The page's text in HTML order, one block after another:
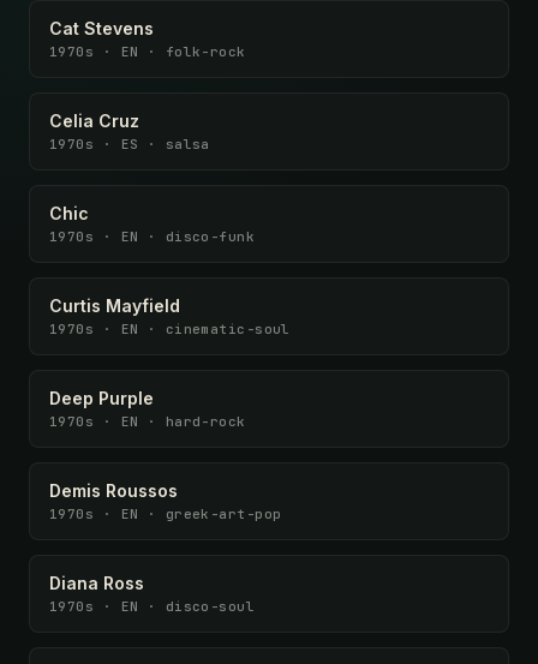
Cat Stevens
1970s · EN · folk-rock
Celia Cruz
1970s · ES · salsa
Chic
1970s · EN · disco-funk
Curtis Mayfield
1970s · EN · cinematic-soul
Deep Purple
1970s · EN · hard-rock
Demis Roussos
1970s · EN · greek-art-pop
Diana Ross
1970s · EN · disco-soul